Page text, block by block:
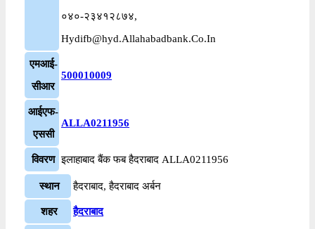
०४०-२३४१२८७४,
Hydifb@hyd.Allahabadbank.Co.In
एमआई-
सीआर
500010009
आईएफ-
एससी
ALLA0211956
विवरण इलाहाबाद बैंक फब हैदराबाद ALLA0211956
स्थान हैदराबाद, हैदराबाद अर्बन
शहर हैदराबाद